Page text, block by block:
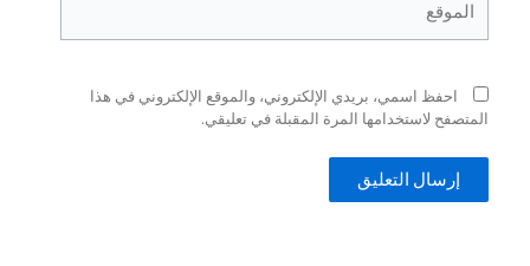
اسمي، بريدي الإلكتروني، والموقع الإلكتروني في هذا
لاستخدامها المرة المقبلة في تعليقي.